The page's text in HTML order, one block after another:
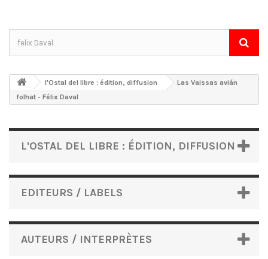
l'Ostal del libre : édition, diffusion
Las Vaissas avián
folhat - Félix Daval
L'OSTAL DEL LIBRE : ÉDITION, DIFFUSION
EDITEURS / LABELS
AUTEURS / INTERPRÈTES